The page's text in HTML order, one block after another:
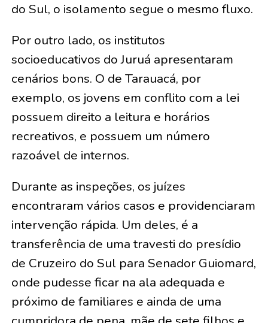
do Sul, o isolamento segue o mesmo fluxo.
Por outro lado, os institutos
socioeducativos do Juruá apresentaram
cenários bons. O de Tarauacá, por
exemplo, os jovens em conflito com a lei
possuem direito a leitura e horários
recreativos, e possuem um número
razoável de internos.
Durante as inspeções, os juízes
encontraram vários casos e providenciaram
intervenção rápida. Um deles, é a
transferência de uma travesti do presídio
de Cruzeiro do Sul para Senador Guiomard,
onde pudesse ficar na ala adequada e
próximo de familiares e ainda de uma